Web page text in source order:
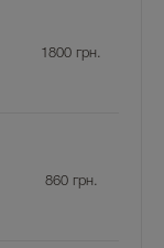
1800 грн.
860грн.